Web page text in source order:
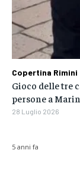
5 anni fa
Copertina Rimini
Gioco delle tre
persone a
28 Luglio 2026